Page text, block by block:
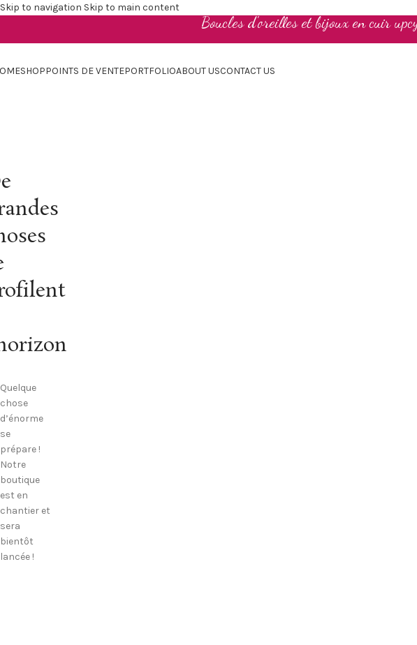
Skip to navigation Skip to main content
Boucles d'oreilles et bijoux en cuir
SHOPPOINTS DE VENTEPORTFOLIOABOUT USCONTACT US
Quelque
chose
d’énorme
se
prépare !
Notre
boutique
est en
chantier et
sera
bientôt
lancée !